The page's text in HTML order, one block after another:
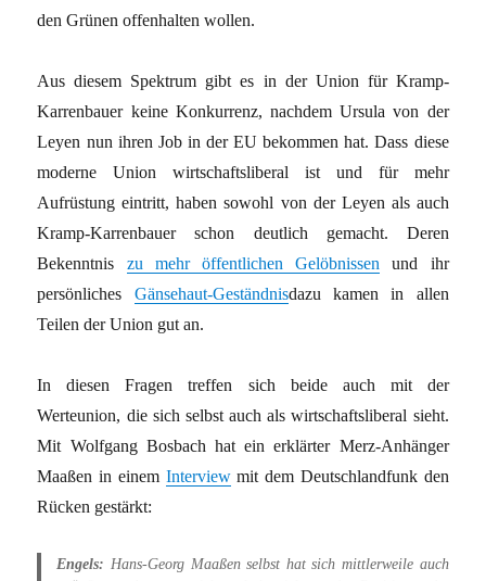
den Grünen offenhalten wollen.
Aus diesem Spektrum gibt es in der Union für Kramp-
Karrenbauer keine Konkurrenz, nachdem Ursula von der
Leyen nun ihren Job in der EU bekommen hat. Dass diese
moderne Union wirtschaftsliberal ist und für mehr
Aufrüstung eintritt, haben sowohl von der Leyen als auch
Kramp-Karrenbauer schon deutlich gemacht. Deren
Bekenntnis zu mehr öffentlichen Gelöbnissen und ihr
persönliches Gänsehaut-Geständnisdazu kamen in allen
Teilen der Union gut an.
In diesen Fragen treffen sich beide auch mit der
Werteunion, die sich selbst auch als wirtschaftsliberal sieht.
Mit Wolfgang Bosbach hat ein erklärter Merz-Anhänger
Maaßen in einem Interviewmit dem Deutschlandfunk den
Rücken gestärkt:
Engels: Hans-Georg Maaßen selbst hat sich mittlerweile auch